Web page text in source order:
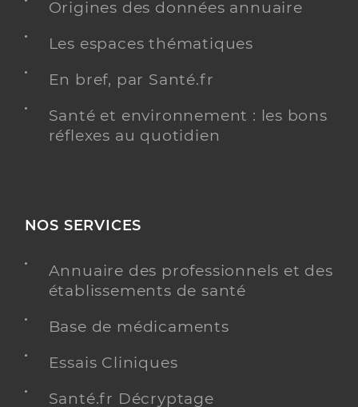
Origines des données annuaire
Les espaces thématiques
En bref, par Santé.fr
Santé et environnement : les bons
réflexes au quotidien
NOS SERVICES
Annuaire des professionnels et des
établissements de santé
Base de médicaments
Essais Cliniques
Santé.fr Décryptage